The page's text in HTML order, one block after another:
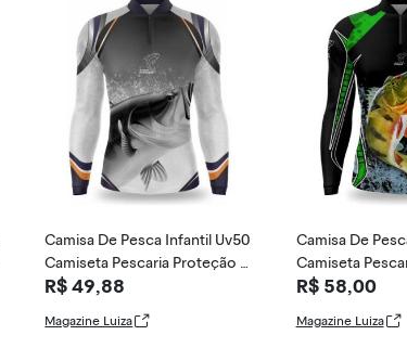
Camisa De Pesca Infantil Uv50
Camiseta Pescaria Proteção U
v - Duart Fi
R$ 49,88
Magazine Luiza
Camisa De
Camiseta
v - Duart Fi
R$ 58,00
Magazine Luiza